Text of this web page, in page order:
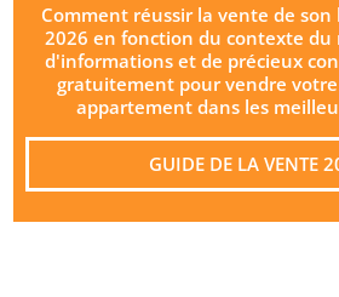
Comment réussir la vente de
2026 en fonction du contexte du
d'informations et de précieux
gratuitement pour vendre
appartement dans les
GUIDE DE LA VENTE